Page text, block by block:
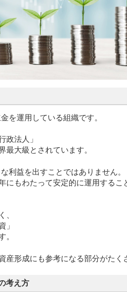
を運用している組織です。
政法人」
最大級とされています。
利益を出すことではありません。
にもわたって安定的に運用するこ
、
」
。
産形成にも参考になる部分がたく
考え方